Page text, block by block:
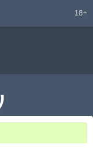
18+